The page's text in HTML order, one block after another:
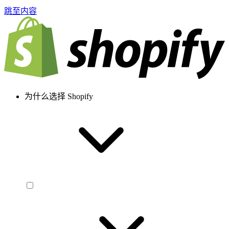
跳至内容
为什么选择 Shopify